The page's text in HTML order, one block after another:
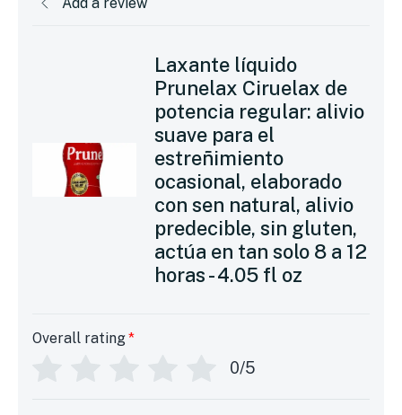
Laxante líquido
Prunelax Ciruelax de
potencia regular: alivio
suave para el
estreñimiento
ocasional, elaborado
con sen natural, alivio
predecible, sin gluten,
actúa en tan solo 8 a 12
horas - 4.05 fl oz
Overall rating*
0/5